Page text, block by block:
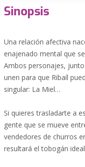
Sinopsis
Una relación afectiva
enajenado mental que
Ambos personajes,
unen para que Ribaíl
singular: La Miel…
Si quieres trasladarte a
gente que se mueve
vendedores de churros
resultará el tobogán